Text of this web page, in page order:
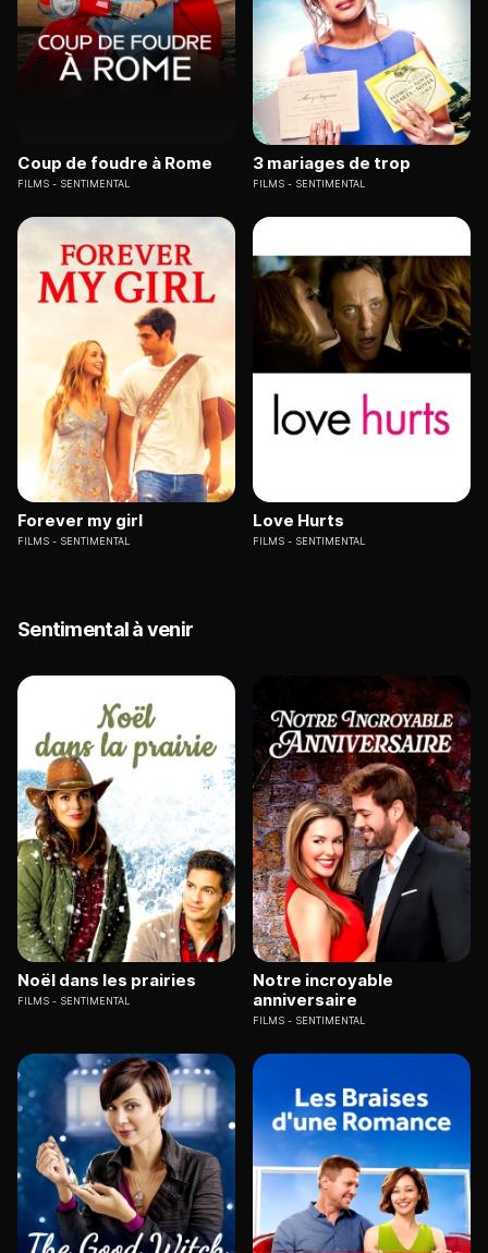
Coup de foudre à Rome
FILMS SENTIMENTAL
3 mariages de trop
FILMS SENTIMENTAL
Forever my girl
FILMS SENTIMENTAL
Love Hurts
FILMS SENTIMENTAL
Sentimental à venir
Noël dans les prairies
FILMS SENTIMENTAL
Notre incroyable
anniversaire
FILMS SENTIMENTAL